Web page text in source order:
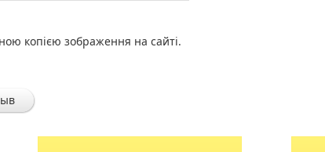
копією зображення на сайті.